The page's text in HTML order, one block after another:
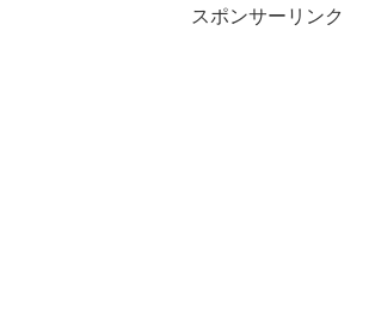
スポンサーリンク